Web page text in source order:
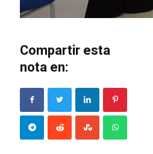
Compartir esta
nota en: